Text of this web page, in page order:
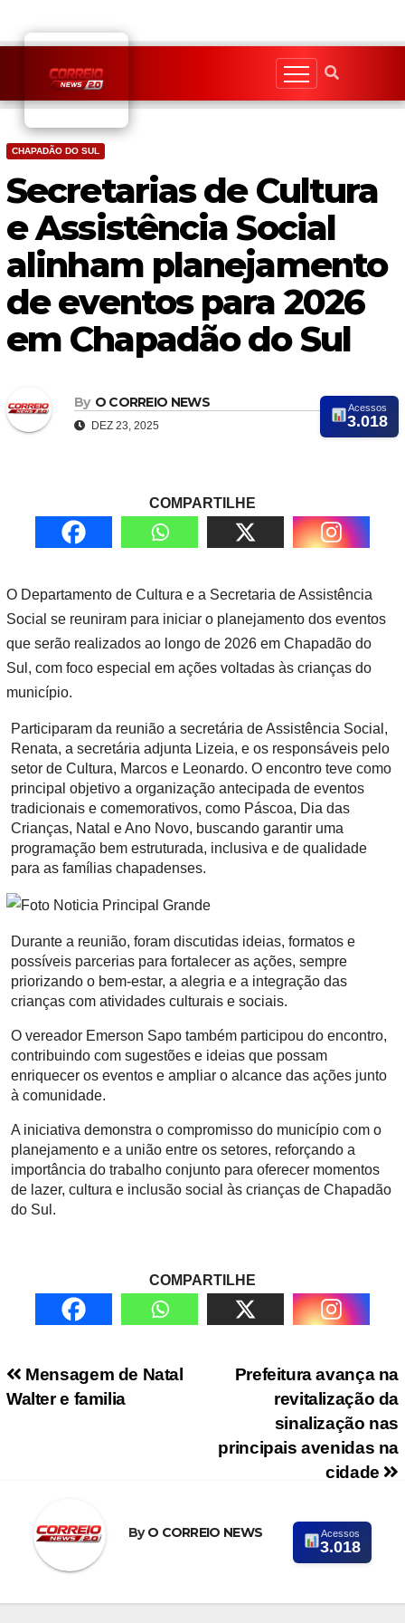
content
CHAPADÃO DO SUL
Secretarias de Cultura
e Assistência Social
alinham planejamento
de eventos para 2026
em Chapadão do Sul
By O CORREIO NEWS
DEZ 23, 2025
Acessos
3.018
COMPARTILHE
O Departamento de Cultura e a Secretaria de Assistência
Social se reuniram para iniciar o planejamento dos eventos
que serão realizados ao longo de 2026 em Chapadão do
Sul, com foco especial em ações voltadas às crianças do
município.
Participaram da reunião a secretária de Assistência Social,
Renata, a secretária adjunta Lizeia, e os responsáveis pelo
setor de Cultura, Marcos e Leonardo. O encontro teve como
principal objetivo a organização antecipada de eventos
tradicionais e comemorativos, como Páscoa, Dia das
Crianças, Natal e Ano Novo, buscando garantir uma
programação bem estruturada, inclusiva e de qualidade
para as famílias chapadenses.
Durante a reunião, foram discutidas ideias, formatos e
possíveis parcerias para fortalecer as ações, sempre
priorizando o bem-estar, a alegria e a integração das
crianças com atividades culturais e sociais.
O vereador Emerson Sapo também participou do encontro,
contribuindo com sugestões e ideias que possam
enriquecer os eventos e ampliar o alcance das ações junto
à comunidade.
A iniciativa demonstra o compromisso do município com o
planejamento e a união entre os setores, reforçando a
importância do trabalho conjunto para oferecer momentos
de lazer, cultura e inclusão social às crianças de Chapadão
do Sul.
COMPARTILHE
Navegação de PostPrefeitura avança na
revitalização da
sinalização nas
principais avenidas na
cidade
Mensagem de Natal
Walter e familia
ByO CORREIO NEWS Acessos
3.018